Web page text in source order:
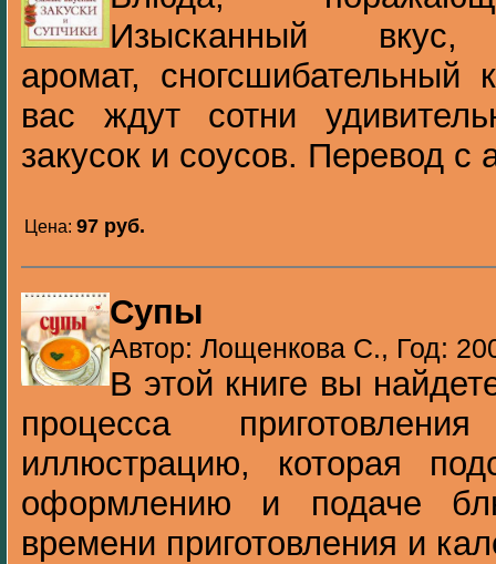
Изысканный вкус,
аромат, сногсшибательный
вас ждут сотни
закусок и соусов. Перевод с
Цена: 97 pуб.
Супы
Автор: Лощенкова С., Год:
В этой книге вы
процесса
иллюстрацию, которая
оформлению и подаче
времени приготовления и